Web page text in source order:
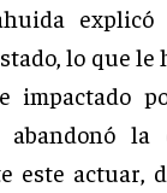
lo que
impactado
la
este actuar,